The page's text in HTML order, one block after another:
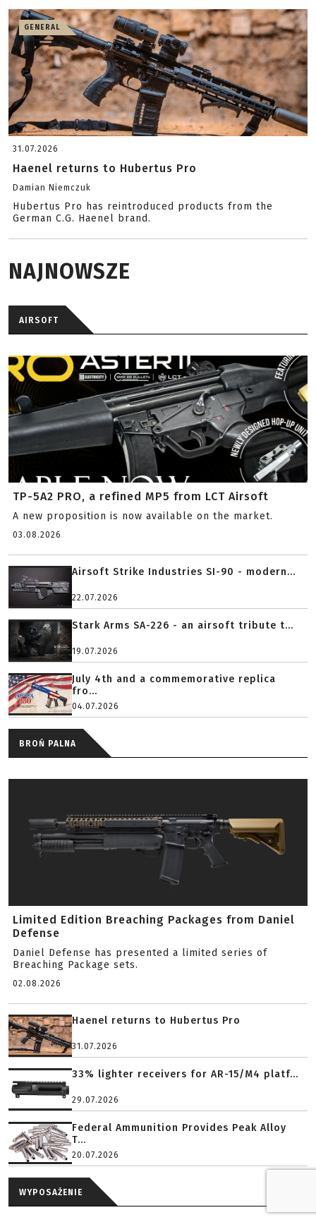
GENERAL
31.07.2026
Haenel returns to Hubertus Pro
Damian Niemczuk
Hubertus Pro has reintroduced products from the
German C.G. Haenel brand.
NAJNOWSZE
AIRSOFT
TP-5A2 PRO, a refined MP5 from LCT Airsoft
A new proposition is now available on the market.
03.08.2026
Airsoft Strike Industries SI-90 - modern...
22.07.2026
Stark Arms SA-226 - an airsoft tribute t...
19.07.2026
July 4th and a commemorative replica
fro...
04.07.2026
BROŃ PALNA
Limited Edition Breaching Packages from Daniel
Defense
Daniel Defense has presented a limited series of
Breaching Package sets.
02.08.2026
Haenel returns to Hubertus Pro
31.07.2026
33% lighter receivers for AR-15/M4 platf...
29.07.2026
Federal Ammunition Provides Peak Alloy
T...
20.07.2026
WYPOSAŻENIE